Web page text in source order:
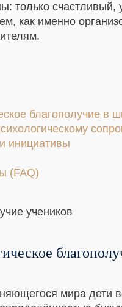
только
как именно
благополучие в
инициативы
(FAQ)
мира дети